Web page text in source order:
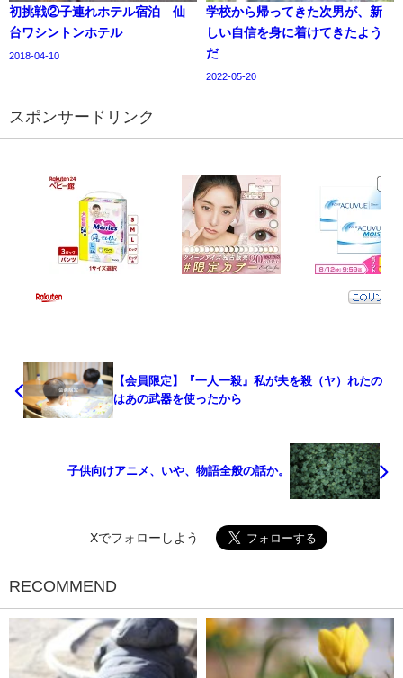
初挑戦②子連れホテル宿泊 仙
台ワシントンホテル
2018-04-10
学校から帰ってきた次男が、新
しい自信を身に着けてきたよう
だ
2022-05-20
スポンサードリンク
【会員限定】『一人一殺』私が夫を殺（ヤ）れたの
はあの武器を使ったから
子供向けアニメ、いや、物語全般の話か。
Xでフォローしよう
RECOMMEND